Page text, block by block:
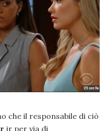
che il responsabile di ciò
jr per via di